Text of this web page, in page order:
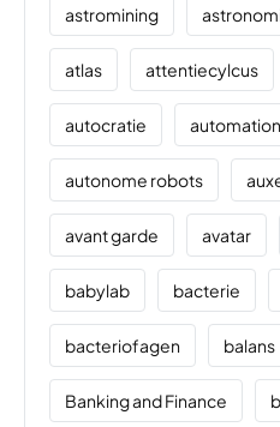
astromining
atlas attentiecylcus
autocratie
autonome robots
avant garde avatar
babylab bacterie
bacteriofagen balans
Banking and Finance